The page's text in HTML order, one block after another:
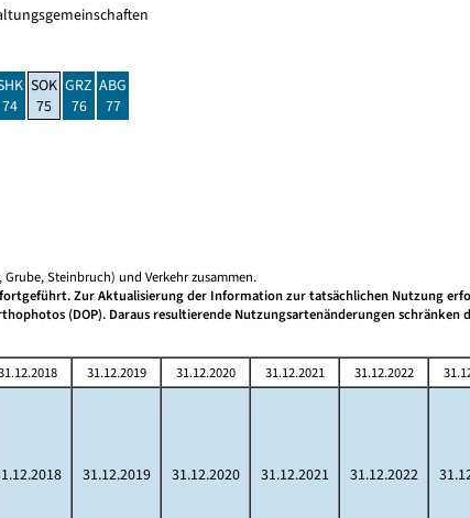
74
SOK
75
GRZ
76
ABG
77
Steinbruch) und Verkehr zusammen.
Zur Aktualisierung der Information zur tatsächlichen Nutzung
(DOP). Daraus resultierende Nutzungsartenänderungen
31.12.2019 31.12.2020 31.12.2021 31.12.2022
31.12.2019 31.12.2020 31.12.2021 31.12.2022